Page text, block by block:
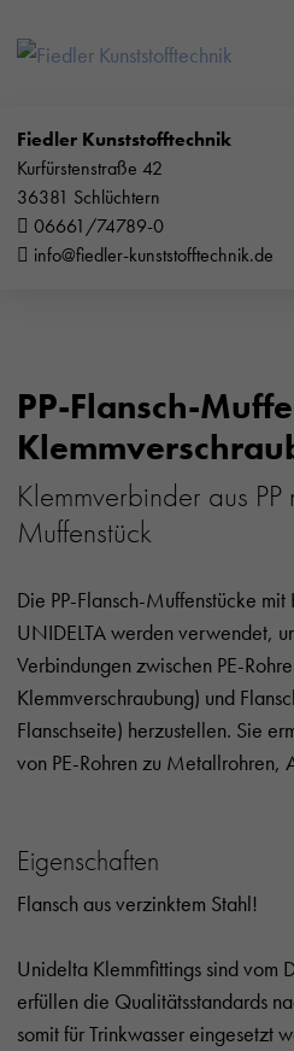
Fiedler Kunststofftechnik
Kurfürstenstraße 42
36381 Schlüchtern
06661/74789-0
info@fiedler-kunststofftechnik.de
PP-Flansch-
Klemmverbinder aus PP
Muffenstück
Die PP-Flansch-Muffenstücke
UNIDELTA werden verwendet,
Verbindungen zwischen PE-
Klemmverschraubung) und
Flanschseite) herzustellen. Sie
von PE-Rohren zu Metallrohren,
Eigenschaften
Flansch aus verzinktem Stahl!
Unidelta Klemmfittings sind vom
erfüllen die Qualitätsstandards
somit für Trinkwasser eingesetzt